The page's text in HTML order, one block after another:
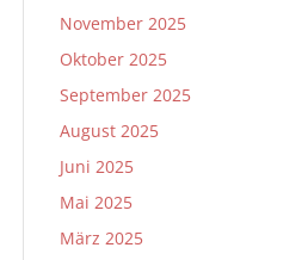
November 2025
Oktober 2025
September 2025
August 2025
Juni 2025
Mai 2025
März 2025